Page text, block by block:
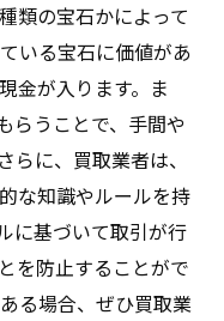
類の宝石かによって
いる宝石に価値があ
金が入ります。ま
らうことで、手間や
らに、買取業者は、
な知識やルールを持
に基づいて取引が行
を防止することがで
る場合、ぜひ買取業